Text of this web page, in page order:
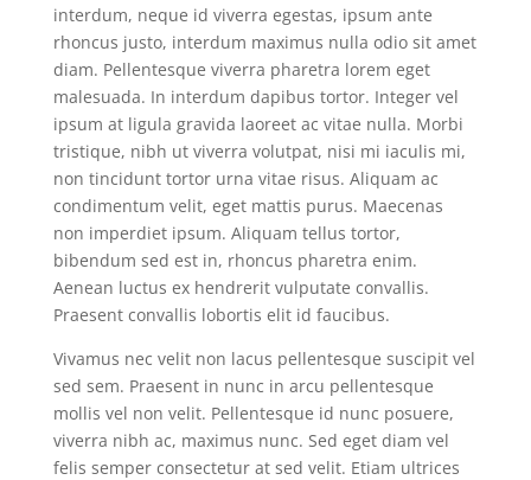
interdum, neque id viverra egestas, ipsum ante
rhoncus justo, interdum maximus nulla odio sit amet
diam. Pellentesque viverra pharetra lorem eget
malesuada. In interdum dapibus tortor. Integer vel
ipsum at ligula gravida laoreet ac vitae nulla. Morbi
tristique, nibh ut viverra volutpat, nisi mi iaculis mi,
non tincidunt tortor urna vitae risus. Aliquam ac
condimentum velit, eget mattis purus. Maecenas
non imperdiet ipsum. Aliquam tellus tortor,
bibendum sed est in, rhoncus pharetra enim.
Aenean luctus ex hendrerit vulputate convallis.
Praesent convallis lobortis elit id faucibus.
Vivamus nec velit non lacus pellentesque suscipit vel
sed sem. Praesent in nunc in arcu pellentesque
mollis vel non velit. Pellentesque id nunc posuere,
viverra nibh ac, maximus nunc. Sed eget diam vel
felis semper consectetur at sed velit. Etiam ultrices